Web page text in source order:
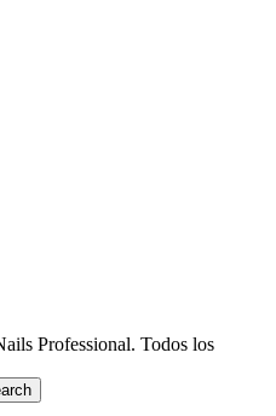
Professional. Todos los